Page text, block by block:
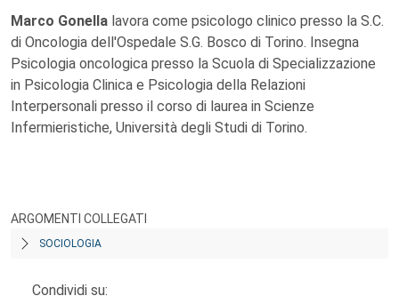
Marco Gonella lavora come psicologo clinico presso la S.C.
di Oncologia dell'Ospedale S.G. Bosco di Torino. Insegna
Psicologia oncologica presso la Scuola di Specializzazione
in Psicologia Clinica e Psicologia della Relazioni
Interpersonali presso il corso di laurea in Scienze
Infermieristiche, Università degli Studi di Torino.
ARGOMENTI COLLEGATI
SOCIOLOGIA
Condividi su: